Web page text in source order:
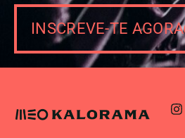
INSCREVE-TE AGORA